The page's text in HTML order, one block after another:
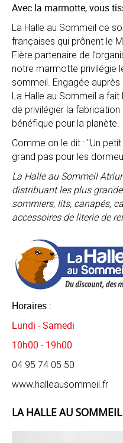
Avec la marmotte, vous
La Halle au Sommeil ce
françaises qui prônent le
Fière partenaire de
notre marmotte privilégie
sommeil. Engagée
La Halle au Sommeil a
de privilégier la
bénéfique pour la planète.
Comme on le dit : "Un
grand pas pour les
La Halle au Sommeil
distribuant les plus
sommiers, lits, canapés,
accessoires de literie de
Horaires :
Lundi - Samedi
10h00 - 19h00
04 95 74 05 50
www.halleausommeil.fr
LA HALLE AU